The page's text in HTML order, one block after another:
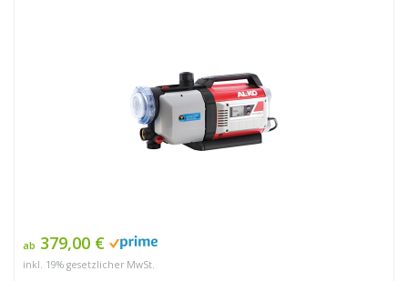
ab 379,00 €
inkl. 19% gesetzlicher MwSt.